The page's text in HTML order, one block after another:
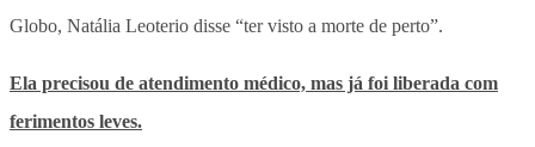
Globo, Natália Leoterio disse “ter visto a morte de perto”.
Ela precisou de atendimento médico, mas já foi liberada com
ferimentos leves.